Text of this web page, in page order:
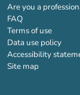
Are you a
FAQ
Terms of use
Data use policy
Accessibility
Site map